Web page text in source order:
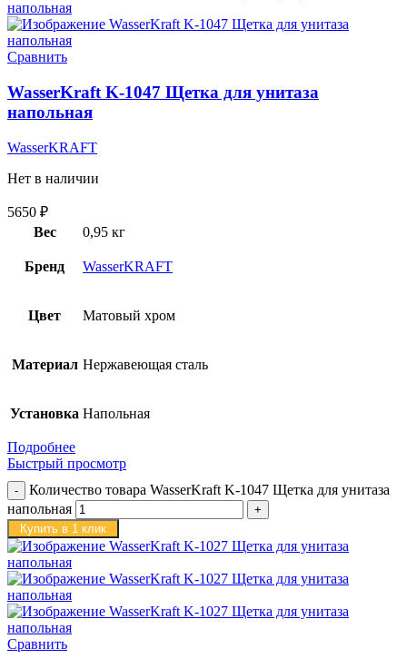
Сравнить
WasserKraft K-1047 Щетка для унитаза
напольная
WasserKRAFT
Нет в наличии
5650 ₽
Вес
0,95 кг
Бренд WasserKRAFT
Цвет Матовый хром
Материал Нержавеющая сталь
Установка Напольная
Подробнее
Быстрый просмотр
Количество товара WasserKraft K-1047 Щетка для унитаза
напольная
Купить в 1 клик
Сравнить